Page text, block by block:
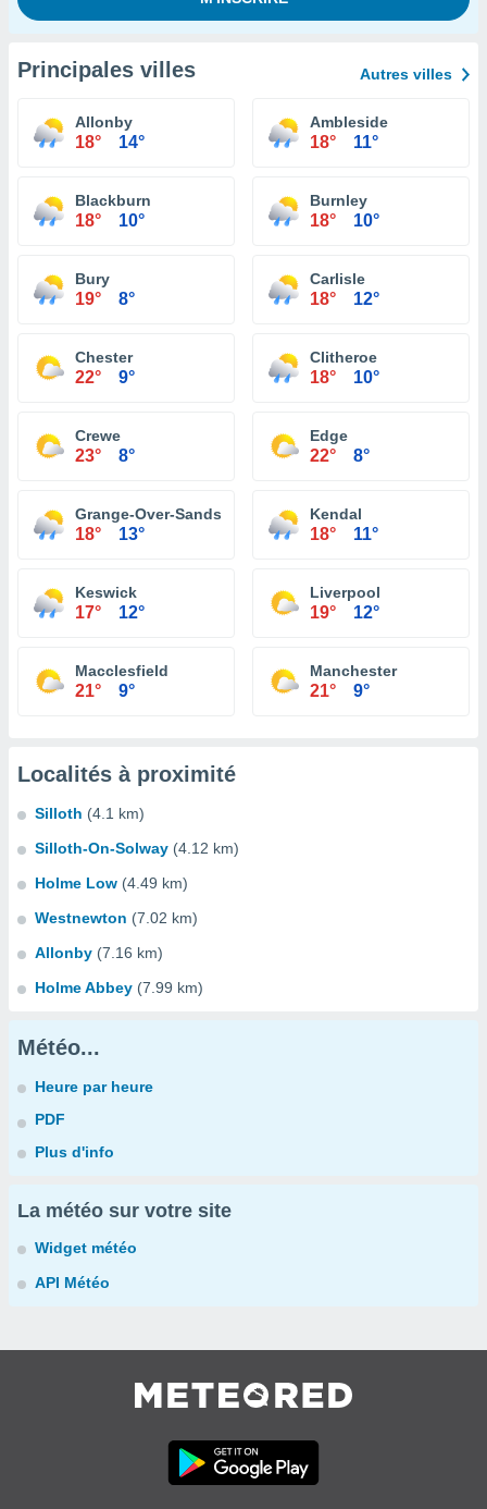
Principales villes Autres villes
Allonby
18° 14°
Ambleside
18° 11°
Blackburn
18° 10°
Burnley
18° 10°
Bury
19° 8°
Carlisle
18° 12°
Chester
22° 9°
Clitheroe
18° 10°
Crewe
23° 8°
Edge
22° 8°
Grange-Over-Sands
18° 13°
Kendal
18° 11°
Keswick
17° 12°
Liverpool
19° 12°
Macclesfield
21° 9°
Manchester
21° 9°
Localités à proximité
Silloth (4.1 km)
Silloth-On-Solway (4.12 km)
Holme Low (4.49 km)
Westnewton (7.02 km)
Allonby (7.16 km)
Holme Abbey (7.99 km)
Météo...
Heure par heure
PDF
Plus d'info
La météo sur votre site
Widget météo
API Météo